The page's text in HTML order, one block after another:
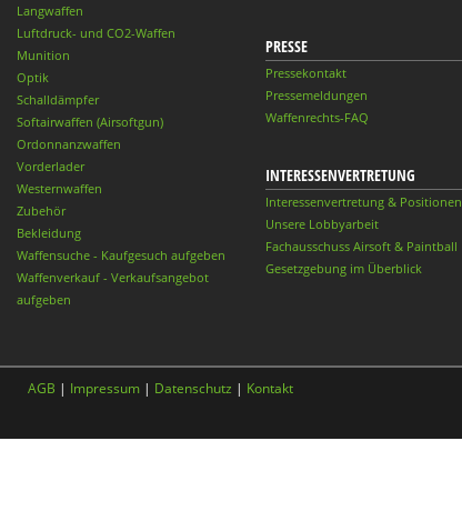
Langwaffen
Luftdruck- und CO2-Waffen
Munition
Optik
Schalldämpfer
Softairwaffen (Airsoftgun)
Ordonnanzwaffen
Vorderlader
Westernwaffen
Zubehör
Bekleidung
Waffensuche - Kaufgesuch aufgeben
Waffenverkauf - Verkaufsangebot
aufgeben
PRESSE
Pressekontakt
Pressemeldungen
Waffenrechts-FAQ
INTERESSENVERTRETUNG
Interessenvertretung & Positionen
Unsere Lobbyarbeit
Fachausschuss Airsoft & Paintball
Gesetzgebung im Überblick
AGB | Impressum | Datenschutz | Kontakt